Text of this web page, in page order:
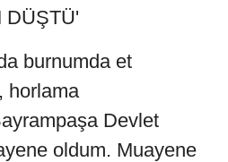
DÜŞTÜ'
burnumda et
horlama
Devlet
oldum. Muayene